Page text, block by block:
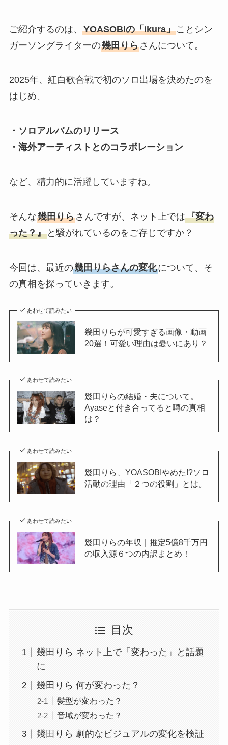
ご紹介するのは、 YOASOBIの「ikura」ことシン
ガーソングライターの幾田りらさんについて。
2025年、紅白歌合戦で初のソロ出場を決めたのを
はじめ、
・ソロアルバムのリリース
・海外アーティストとのコラボレーション
など、精力的に活躍していますね。
そんな幾田りらさんですが、ネット上では『変わ
った？』と騒がれているのをご存じですか？
今回は、最近の幾田りらさんの変化について、そ
の真相を探っていきます。
あわせて読みたい
幾田りらが可愛すぎる画像・動画
20選！可愛い理由は憂いにあり？
あわせて読みたい
幾田りらの結婚・夫について。
Ayaseと付き合ってると噂の真相
は？
あわせて読みたい
幾田りら、YOASOBIやめた!?ソロ
活動の理由「２つの役割」とは。
あわせて読みたい
幾田りらの年収｜推定5億8千万円
の収入源６つの内訳まとめ！
目次
幾田りら ネット上で「変わった」と話題
に
幾田りら 何が変わった？
髪型が変わった？
音域が変わった？
幾田りら 劇的なビジュアルの変化を検証